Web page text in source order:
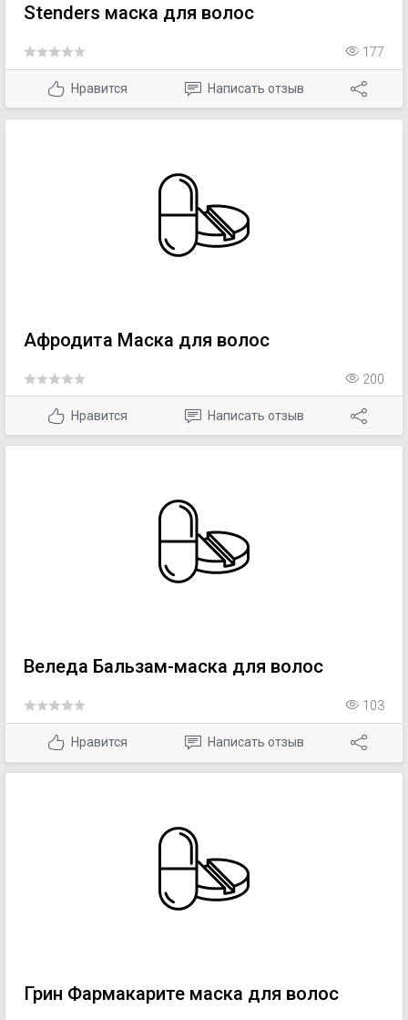
Stenders маска для волос
177
Нравится Написать отзыв
Афродита Маска для волос
200
Нравится Написать отзыв
Веледа Бальзам-маска для волос
103
Нравится Написать отзыв
Грин Фармакарите маска для волос